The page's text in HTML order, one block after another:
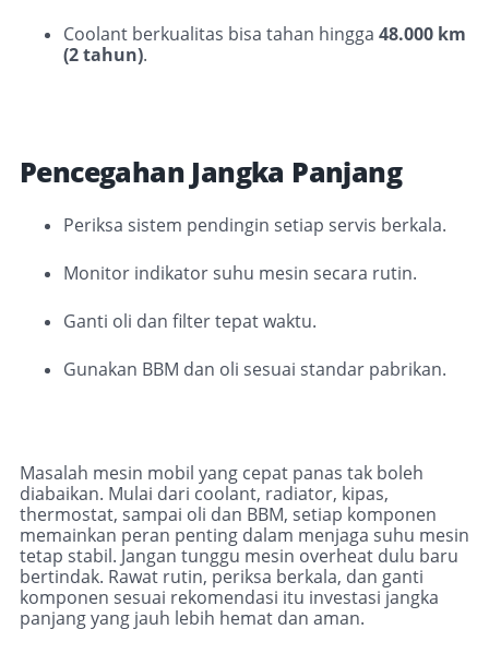
Coolant berkualitas bisa tahan hingga 48.000 km
(2 tahun).
Pencegahan Jangka Panjang
Periksa sistem pendingin setiap servis berkala.
Monitor indikator suhu mesin secara rutin.
Ganti oli dan filter tepat waktu.
Gunakan BBM dan oli sesuai standar pabrikan.
Masalah mesin mobil yang cepat panas tak boleh
diabaikan. Mulai dari coolant, radiator, kipas,
thermostat, sampai oli dan BBM, setiap komponen
memainkan peran penting dalam menjaga suhu mesin
tetap stabil. Jangan tunggu mesin overheat dulu baru
bertindak. Rawat rutin, periksa berkala, dan ganti
komponen sesuai rekomendasi itu investasi jangka
panjang yang jauh lebih hemat dan aman.